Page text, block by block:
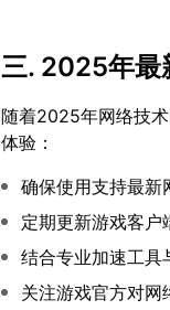
三. 2025年最
随着2025年网络技
体验：
确保使用支持最新
定期更新游戏客户
结合专业加速工具
关注游戏官方对网